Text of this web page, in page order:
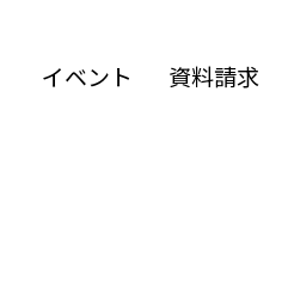
イベント 資料請求